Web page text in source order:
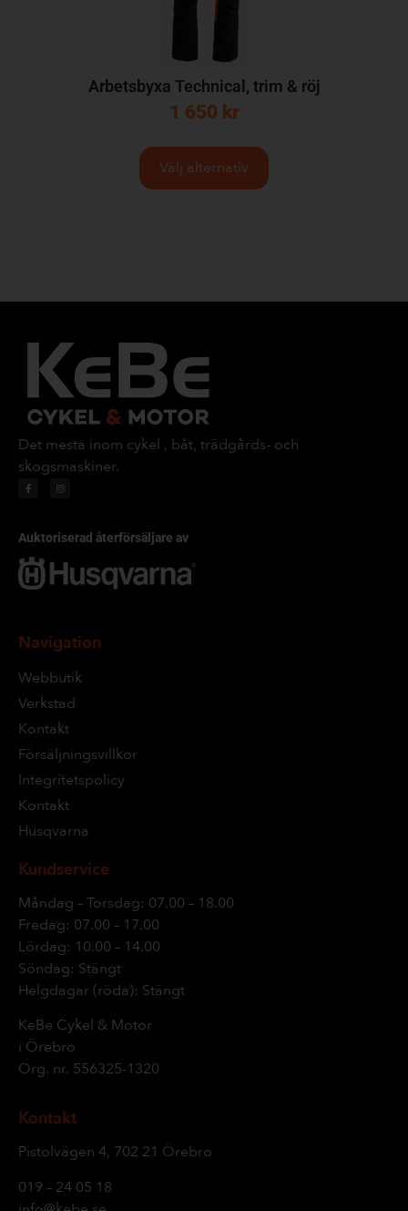
Arbetsbyxa Technical, trim & röj
1 650 kr
Välj alternativ
Det mesta inom cykel , båt, trädgårds- och
skogsmaskiner.
Auktoriserad återförsäljare av
Navigation
Webbutik
Verkstad
Kontakt
Försäljningsvillkor
Integritetspolicy
Kontakt
Husqvarna
Kundservice
Måndag – Torsdag: 07.00 – 18.00
Fredag: 07.00 – 17.00
Lördag: 10.00 – 14.00
Söndag: Stängt
Helgdagar (röda): Stängt
KeBe Cykel & Motor
i Örebro
Org. nr. 556325-1320
Kontakt
Pistolvägen 4, 702 21 Örebro
019 – 24 05 18